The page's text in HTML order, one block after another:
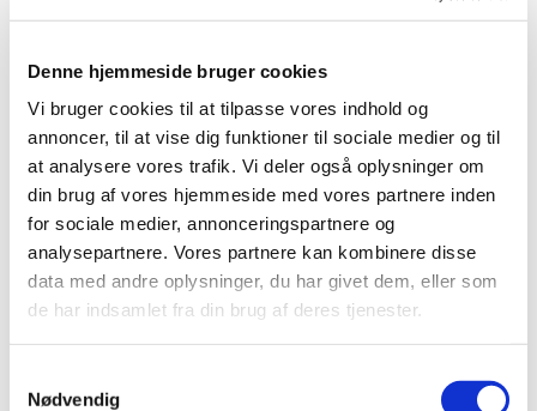
Denne hjemmeside bruger cookies
Vi bruger cookies til at tilpasse vores indhold og
annoncer, til at vise dig funktioner til sociale medier og til
at analysere vores trafik. Vi deler også oplysninger om
din brug af vores hjemmeside med vores partnere inden
for sociale medier, annonceringspartnere og
analysepartnere. Vores partnere kan kombinere disse
data med andre oplysninger, du har givet dem, eller som
de har indsamlet fra din brug af deres tjenester.
Nødvendig
Vejledning til hurtig sagsbehandling for fase I kliniske
Patienter, der får diabetesmedicinen Rybelsus,
skal være opmærksomme på risiko for
medicineringsfejl
|1. august 2025|
Det europæiske lægemiddelagentur har godkendt en ny
formulering af diabetes-tabletterne Rybelsus, som…
Alle (2506)